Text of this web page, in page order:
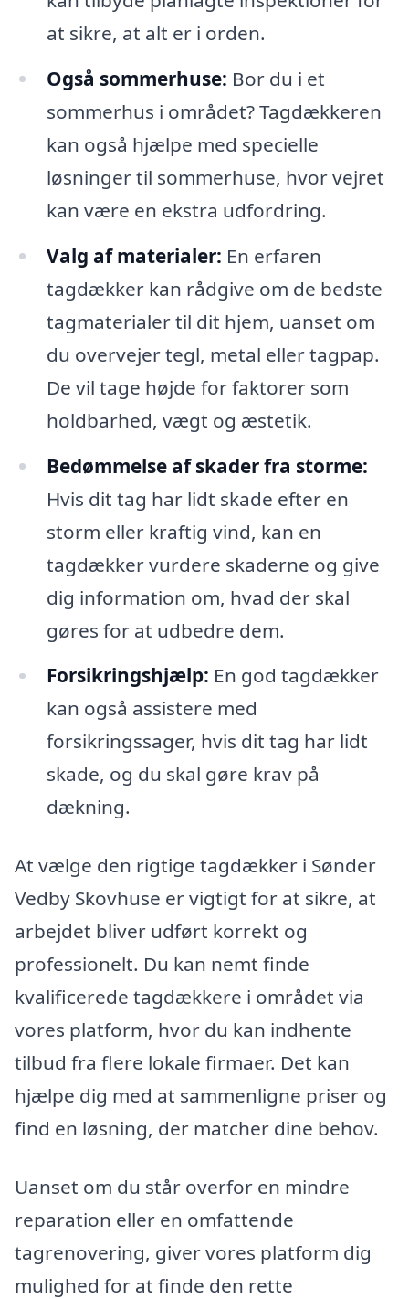
at sikre, at alt er i orden.
Også sommerhuse: Bor du i et
sommerhus i området? Tagdækkeren
kan også hjælpe med specielle
løsninger til sommerhuse, hvor vejret
kan være en ekstra udfordring.
Valg af materialer: En erfaren
tagdækker kan rådgive om de bedste
tagmaterialer til dit hjem, uanset om
du overvejer tegl, metal eller tagpap.
De vil tage højde for faktorer som
holdbarhed, vægt og æstetik.
Bedømmelse af skader fra storme:
Hvis dit tag har lidt skade efter en
storm eller kraftig vind, kan en
tagdækker vurdere skaderne og give
dig information om, hvad der skal
gøres for at udbedre dem.
Forsikringshjælp: En god tagdækker
kan også assistere med
forsikringssager, hvis dit tag har lidt
skade, og du skal gøre krav på
dækning.
At vælge den rigtige tagdækker i Sønder
Vedby Skovhuse er vigtigt for at sikre, at
arbejdet bliver udført korrekt og
professionelt. Du kan nemt finde
kvalificerede tagdækkere i området via
vores platform, hvor du kan indhente
tilbud fra flere lokale firmaer. Det kan
hjælpe dig med at sammenligne priser og
find en løsning, der matcher dine behov.
Uanset om du står overfor en mindre
reparation eller en omfattende
tagrenovering, giver vores platform dig
mulighed for at finde den rette